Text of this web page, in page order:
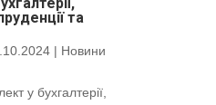
та
| Новини
у бухгалтерії,